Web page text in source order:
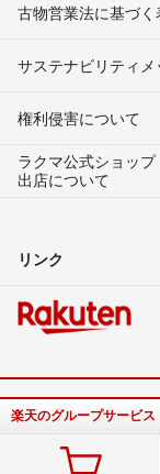
古物営業法に基づく
サステナビリティメ
権利侵害について
ラクマ公式ショップ
出店について
リンク
楽天のグループサービス